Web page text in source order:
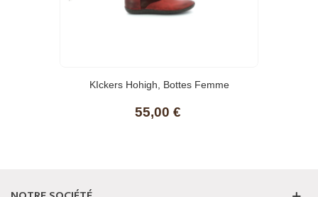
KIckers Hohigh, Bottes Femme
55,00 €